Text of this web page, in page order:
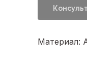
Материал: